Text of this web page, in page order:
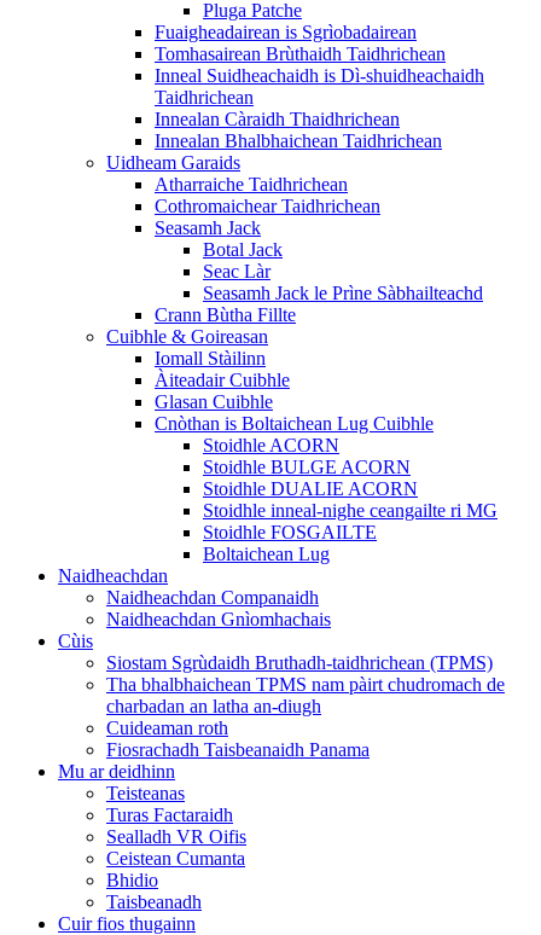
Pluga Patche
Fuaigheadairean is Sgrìobadairean
Tomhasairean Brùthaidh Taidhrichean
Inneal Suidheachaidh is Dì-shuidheachaidh
Taidhrichean
Innealan Càraidh Thaidhrichean
Innealan Bhalbhaichean Taidhrichean
Uidheam Garaids
Atharraiche Taidhrichean
Cothromaichear Taidhrichean
Seasamh Jack
Botal Jack
Seac Làr
Seasamh Jack le Prìne Sàbhailteachd
Crann Bùtha Fillte
Cuibhle & Goireasan
Iomall Stàilinn
Àiteadair Cuibhle
Glasan Cuibhle
Cnòthan is Boltaichean Lug Cuibhle
Stoidhle ACORN
Stoidhle BULGE ACORN
Stoidhle DUALIE ACORN
Stoidhle inneal-nighe ceangailte ri MG
Stoidhle FOSGAILTE
Boltaichean Lug
Naidheachdan
Naidheachdan Companaidh
Naidheachdan Gnìomhachais
Cùis
Siostam Sgrùdaidh Bruthadh-taidhrichean (TPMS)
Tha bhalbhaichean TPMS nam pàirt chudromach de
charbadan an latha an-diugh
Cuideaman roth
Fiosrachadh Taisbeanaidh Panama
Mu ar deidhinn
Teisteanas
Turas Factaraidh
Sealladh VR Oifis
Ceistean Cumanta
Bhidio
Taisbeanadh
Cuir fios thugainn